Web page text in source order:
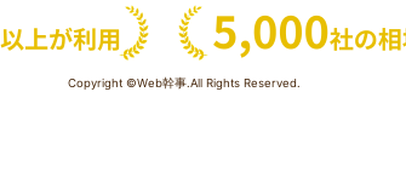
Copyright ©Web幹事.All Rights Reserved.